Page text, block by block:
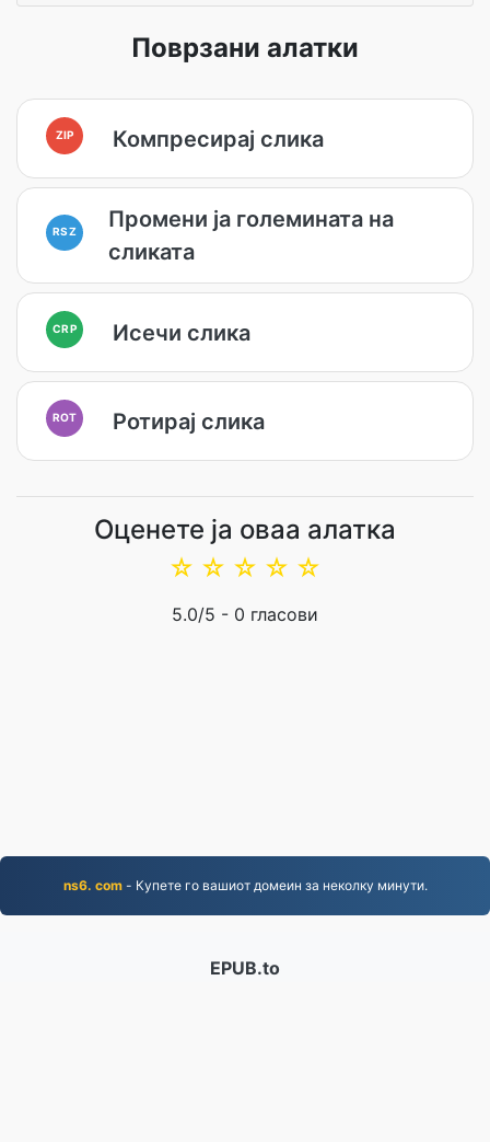
Поврзани алатки
ZIP Компресирај слика
RSZ
Промени ја големината на
сликата
CRP Исечи слика
ROT Ротирај слика
Оценете ја оваа алатка
☆
☆
☆
☆
☆
5.0/5 - 0 гласови
ns6. com- Купете го вашиот домеин за неколку минути.
EPUB.to